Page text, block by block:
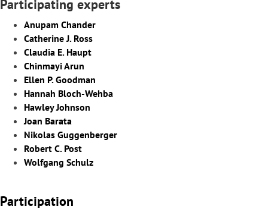
Participating experts
Anupam Chander
Catherine J. Ross
Claudia E. Haupt
Chinmayi Arun
Ellen P. Goodman
Hannah Bloch-Wehba
Hawley Johnson
Joan Barata
Nikolas Guggenberger
Robert C. Post
Wolfgang Schulz
Participation